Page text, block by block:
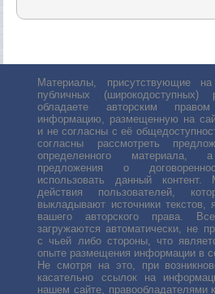
Материалы, присутствующие
публичных
обладаете авторским
информацию, размещенную на
и не согласны с её
согласны рассмотреть
определенного материала,
предложения о
использовать данный
действия пользователей,
выкладывают источники текстов,
вашего авторского права.
загружаются автоматически, не
с чьей либо стороны, что
опыте размещения информации в
Не смотря на это, при
касательно ссылок на
нашем сайте, правообладателями